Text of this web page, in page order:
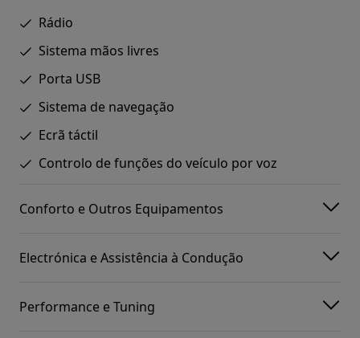
Rádio
Sistema mãos livres
Porta USB
Sistema de navegação
Ecrã táctil
Controlo de funções do veículo por voz
Conforto e Outros Equipamentos
Electrónica e Assistência à Condução
Performance e Tuning